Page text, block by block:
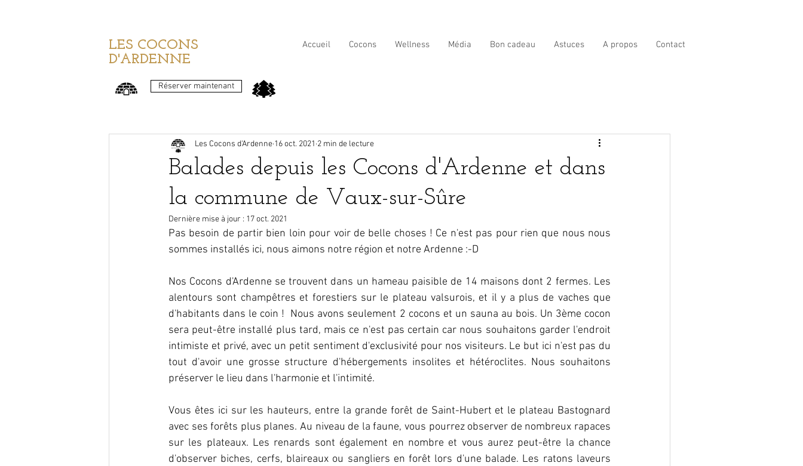
LES COCONS
D'ARDENNE
Réserver maintenant
Accueil Cocons Wellness Média Bon cadeau Astuces A propos Contact
Balades depuis les Cocons d'Ardenne et dans
la commune de Vaux-sur-Sûre
Les Cocons d'Ardenne 16 oct. 2021 2 min de lecture
Dernière mise à jour : 17 oct. 2021
Pas besoin de partir bien loin pour voir de belle choses ! Ce n'est pas pour rien que nous nous
sommes installés ici, nous aimons notre région et notre Ardenne :-D
Nos Cocons d'Ardenne se trouvent dans un hameau paisible de 14 maisons dont 2 fermes. Les
alentours sont champêtres et forestiers sur le plateau valsurois, et il y a plus de vaches que
d'habitants dans le coin !  Nous avons seulement 2 cocons et un sauna au bois. Un 3ème cocon
sera peut-être installé plus tard, mais ce n'est pas certain car nous souhaitons garder l'endroit
intimiste et privé, avec un petit sentiment d'exclusivité pour nos visiteurs. Le but ici n'est pas du
tout d'avoir une grosse structure d'hébergements insolites et hétéroclites. Nous souhaitons
préserver le lieu dans l'harmonie et l'intimité.
Vous êtes ici sur les hauteurs, entre la grande forêt de Saint-Hubert et le plateau Bastognard
avec ses forêts plus planes. Au niveau de la faune, vous pourrez observer de nombreux rapaces
sur les plateaux. Les renards sont également en nombre et vous aurez peut-être la chance
d'observer biches, cerfs, blaireaux ou sangliers en forêt lors d'une balade. Les ratons laveurs